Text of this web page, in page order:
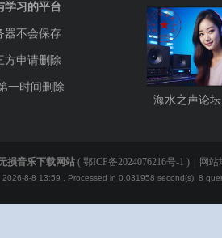
学习的平台
器不会保存
方申请删除
一时间删除
海水之声论坛
损音乐下载网站 ( 鄂ICP备2024076216号-1 ) 网站
2026-8-8 13:59 , Processed in 0.031958 second(s), 8